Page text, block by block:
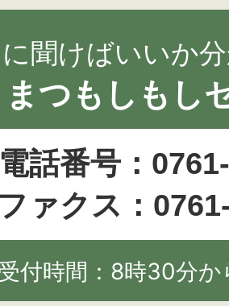
聞けばいいか
まつもしもし
電話番号：
ファクス：
付時間：8時30分